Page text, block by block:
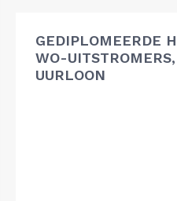
GEDIPLOMEERDE
WO-
UURLOON